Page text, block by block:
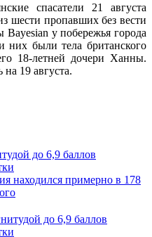
спасатели 21 августа
шести пропавших без вести
у побережья города
были тела британского
18-летней дочери Ханны.
19 августа.
до 6,9 баллов
находился примерно в 178